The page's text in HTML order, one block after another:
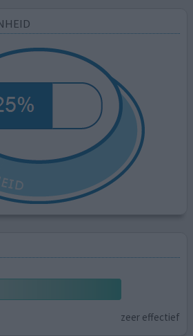
zeer effectief